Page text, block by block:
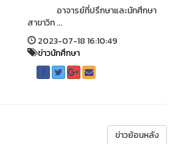
อาจารย์ที่ปรึกษาและนักศึกษา
สาขาวิท ...
2023-07-18 16:10:49
ข่าวนักศึกษา
ข่าวย้อนหลัง